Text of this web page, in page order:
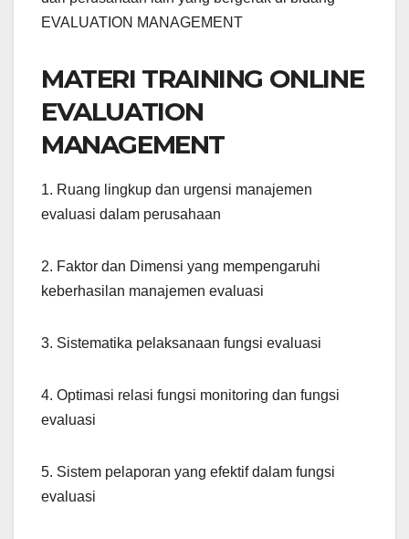
EVALUATION MANAGEMENT
MATERI TRAINING ONLINE
EVALUATION
MANAGEMENT
1. Ruang lingkup dan urgensi manajemen
evaluasi dalam perusahaan
2. Faktor dan Dimensi yang mempengaruhi
keberhasilan manajemen evaluasi
3. Sistematika pelaksanaan fungsi evaluasi
4. Optimasi relasi fungsi monitoring dan fungsi
evaluasi
5. Sistem pelaporan yang efektif dalam fungsi
evaluasi